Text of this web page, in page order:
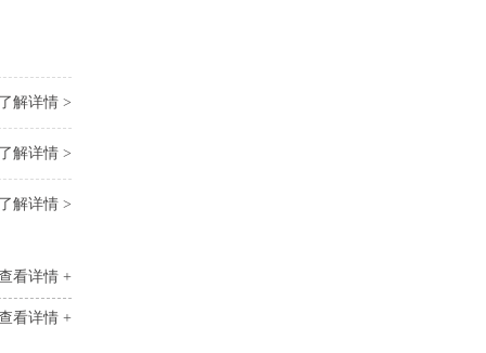
解详情 >
解详情 >
解详情 >
看详情 +
看详情 +